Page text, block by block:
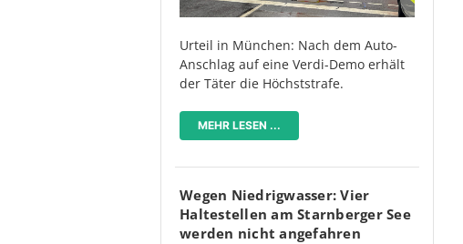
Urteil in München: Nach dem Auto-
Anschlag auf eine Verdi-Demo erhält
der Täter die Höchststrafe.
MEHR LESEN ...
Wegen Niedrigwasser: Vier
Haltestellen am Starnberger See
werden nicht angefahren